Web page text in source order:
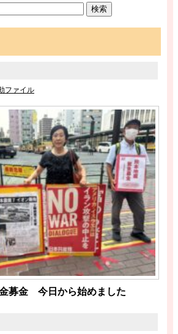
ファイル
募金 今日から始めました